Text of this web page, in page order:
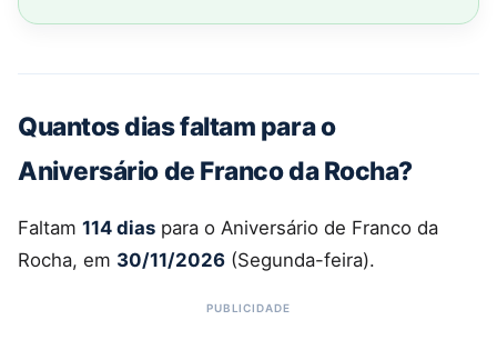
Quantos dias faltam para o
Aniversário de Franco da Rocha?
Faltam 114 dias para o Aniversário de Franco da
Rocha, em 30/11/2026 (Segunda-feira).